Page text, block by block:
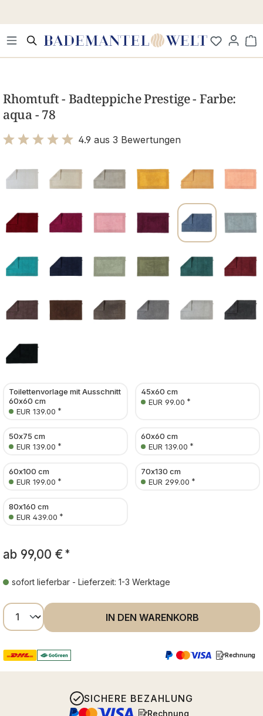
Rhomtuft - Badteppiche Prestige - Farbe:
aqua - 78
4.9 aus 3 Bewertungen
Toilettenvorlage mit Ausschnitt
60x60 cm
EUR 139.00 *
45x60 cm
EUR 99.00 *
50x75 cm
EUR 139.00 *
60x60 cm
EUR 139.00 *
60x100 cm
EUR 199.00 *
70x130 cm
EUR 299.00 *
80x160 cm
EUR 439.00 *
ab 99,00 € *
sofort lieferbar - Lieferzeit: 1-3 Werktage
Produkt Anzahl: Gib den gewünschten
IN DEN WARENKORB
Rechnung
SICHERE BEZAHLUNG
Rechnung